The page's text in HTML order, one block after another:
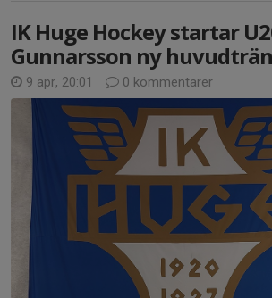
IK Huge Hockey startar
Gunnarsson ny
9 apr, 20:01 0 kommentarer